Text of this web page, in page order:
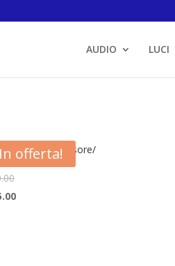
AUDIO LUCI
In offerta!
166xs Compressore/
Gate